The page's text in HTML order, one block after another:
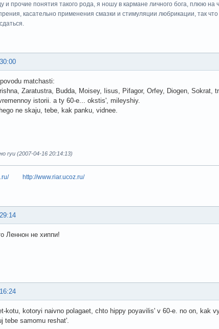
и прочие понятия такого рода, я ношу в кармане личного бога, плюю
касательно применения смазки и стимуляции любрикации, так
matchasti:
Zaratustra, Budda, Moisey, Iisus, Pifagor, Orfey, Diogen, Sokrat,
istorii. a ty 60-e... okstis', mileyshiy.
ne skaju, tebe, kak panku, vidnee.
ryu (2007-04-16 20:14:13)
http://www.riar.ucoz.ru/
Леннон не хиппи!
kotu, kotoryi naivno polagaet, chto hippy poyavilis' v 60-e. no on, kak
tebe samomu reshat'.